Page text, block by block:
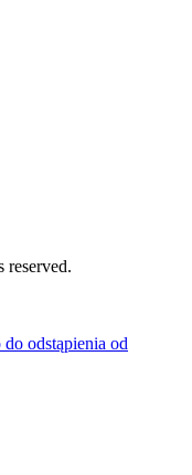
reserved.
odstąpienia od